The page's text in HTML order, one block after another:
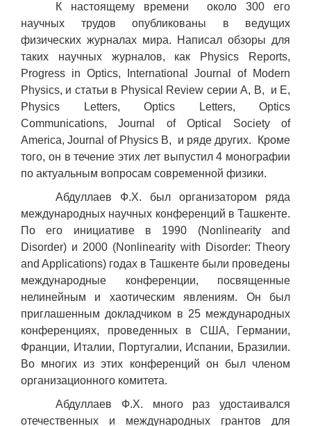
К настоящему времени около 300 его
научных трудов опубликованы в ведущих
физических журналах мира. Написал обзоры для
таких научных журналов, как Physics Reports,
Progress in Optics, International Journal of Modern
Physics, и статьи в Physical Review серии A, B, и E,
Physics Letters, Optics Letters, Optics
Communications, Journal of Optical Society of
America, Journal of Physics B, и ряде других. Кроме
того, он в течение этих лет выпустил 4 монографии
по актуальным вопросам современной физики.
Абдуллаев Ф.Х. был организатором ряда
международных научных конференций в Ташкенте.
По его инициативе в 1990 (Nonlinearity and
Disorder) и 2000 (Nonlinearity with Disorder: Theory
and Applications) годах в Ташкенте были проведены
международные конференции, посвященные
нелинейным и хаотическим явлениям. Он был
приглашенным докладчиком в 25 международных
конференциях, проведенных в США, Германии,
Франции, Италии, Португалии, Испании, Бразилии.
Во многих из этих конференций он был членом
организационного комитета.
Абдуллаев Ф.Х. много раз удостаивался
отечественных и международных грантов для